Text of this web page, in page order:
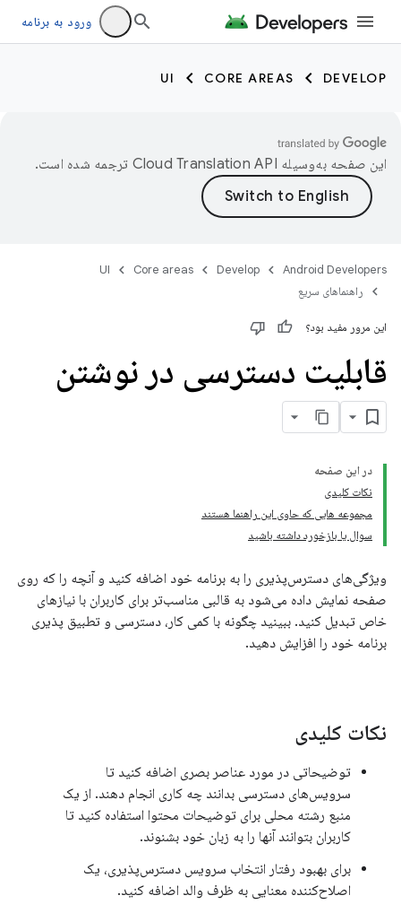
ورود به برنامه
DEVELOP
CORE AREAS
UI
این صفحه به‌وسیله ترجمه شده است.
Android Developers
Develop
Core areas
UI
راهنماهای سریع
این مرور مفید بود؟
قابلیت دسترسی در نوشتن
در این صفحه
نکات کلیدی
مجموعه هایی که حاوی این راهنما هستند
سوال یا بازخورد داشته باشید
ویژگی‌های دسترس‌پذیری را به برنامه خود اضافه کنید و آنچه را که روی
صفحه نمایش داده می‌شود به قالبی مناسب‌تر برای کاربران با نیازهای
خاص تبدیل کنید. ببینید چگونه با کمی کار، دسترسی و تطبیق پذیری
برنامه خود را افزایش دهید.
نکات کلیدی
توضیحاتی در مورد عناصر بصری اضافه کنید تا
سرویس‌های دسترسی بدانند چه کاری انجام دهند. از یک
منبع رشته محلی برای توضیحات محتوا استفاده کنید تا
کاربران بتوانند آنها را به زبان خود بشنوند.
برای بهبود رفتار انتخاب سرویس دسترس‌پذیری، یک
اصلاح‌کننده معنایی به ظرف والد اضافه کنید.